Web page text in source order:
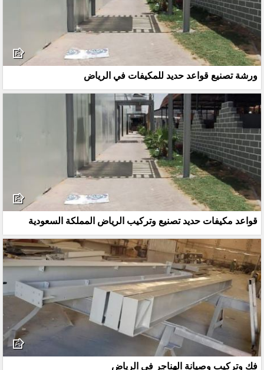
ورشة تصنيع قواعد حديد للمكيفات في الرياض
قواعد مكيفات حديد تصنيع وتركيب الرياض المملكة السعودية
فك وتركيب وصيانة الهناجر في الرياض